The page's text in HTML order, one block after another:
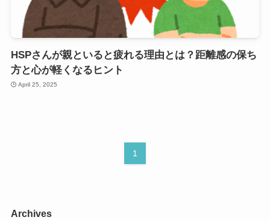
HSPさんが親といると疲れる理由とは？距離感の保ち
方と心が軽くなるヒント
April 25, 2025
1
Archives